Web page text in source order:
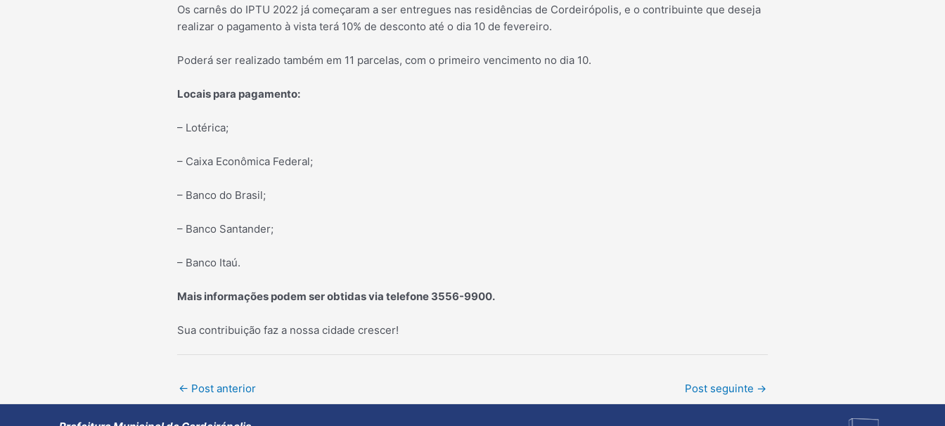
Os carnês do IPTU 2022 já começaram a ser entregues nas residências de Cordeirópolis, e o contribuinte que deseja
realizar o pagamento à vista terá 10% de desconto até o dia 10 de fevereiro.
Poderá ser realizado também em 11 parcelas, com o primeiro vencimento no dia 10.
Locais para pagamento:
– Lotérica;
– Caixa Econômica Federal;
– Banco do Brasil;
– Banco Santander;
– Banco Itaú.
Mais informações podem ser obtidas via telefone 3556-9900.
Sua contribuição faz a nossa cidade crescer!
Post
← Post anterior Post seguinte →